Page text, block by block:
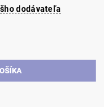
dodávateľa